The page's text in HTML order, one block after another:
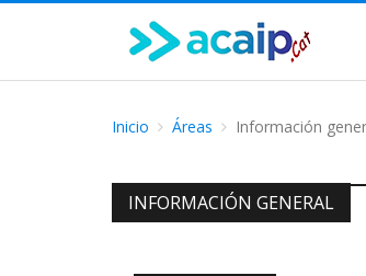
Inicio Áreas Información
INFORMACIÓN GENERAL